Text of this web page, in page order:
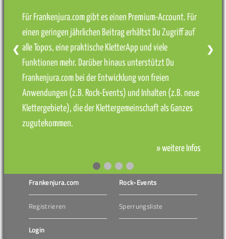
Für Frankenjura.com gibt es einen Premium-Account. Für
einen geringen jährlichen Beitrag erhältst Du Zugriff auf
alle Topos, eine praktische KletterApp und viele
Funktionen mehr. Darüber hinaus unterstützt Du
Frankenjura.com bei der Entwicklung von freien
Anwendungen (z.B. Rock-Events) und Inhalten (z.B. neue
Klettergebiete), die der Klettergemeinschaft als Ganzes
zugutekommen.
» weitere Infos
❮ ❯
Frankenjura.com
Registrieren
Login
Rock-Events
Sperrungsliste